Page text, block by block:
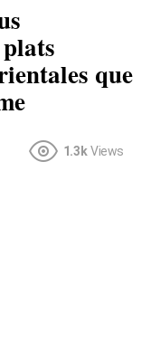
que
1.3k Views